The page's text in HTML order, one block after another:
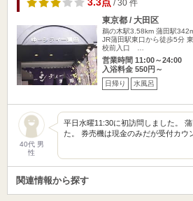
3.3点/ 30 件
東京都 / 大田区
鵜の木駅3.58km 蒲田駅
JR蒲田駅東口から徒歩5分
校前入口 …
営業時間 11:00～24:00
入浴料金 550円～
日帰り 水風呂
40代 男
性
平日水曜11:30に初訪問しました。
た。 券売機は現金のみだが受付カウ
関連情報から探す